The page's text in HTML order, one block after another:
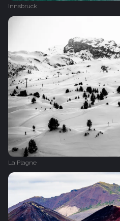
Innsbruck
La Plagne